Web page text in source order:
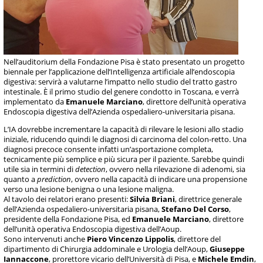
Nell’auditorium della Fondazione Pisa è stato presentato un progetto
biennale per l’applicazione dell’Intelligenza artificiale all’endoscopia
digestiva: servirà a valutarne l’impatto nello studio del tratto gastro
intestinale. È il primo studio del genere condotto in Toscana, e verrà
implementato da Emanuele Marciano, direttore dell’unità operativa
Endoscopia digestiva dell’Azienda ospedaliero-universitaria pisana.
L’IA dovrebbe incrementare la capacità di rilevare le lesioni allo stadio
iniziale, riducendo quindi le diagnosi di carcinoma del colon-retto. Una
diagnosi precoce consente infatti un’asportazione completa,
tecnicamente più semplice e più sicura per il paziente. Sarebbe quindi
utile sia in termini didetection, ovvero nella rilevazione di adenomi, sia
quanto aprediction, ovvero nella capacità di indicare una propensione
verso una lesione benigna o una lesione maligna.
Al tavolo dei relatori erano presenti:Silvia Briani, direttrice generale
dell’Azienda ospedaliero-universitaria pisana,Stefano Del Corso,
presidente della Fondazione Pisa, ed Emanuele Marciano, direttore
dell’unità operativa Endoscopia digestiva dell’Aoup.
Sono intervenuti anche Piero Vincenzo Lippolis, direttore del
dipartimento di Chirurgia addominale e Urologia dell’Aoup,Giuseppe
Iannaccone, prorettore vicario dell’Università di Pisa, e Michele Emdin,